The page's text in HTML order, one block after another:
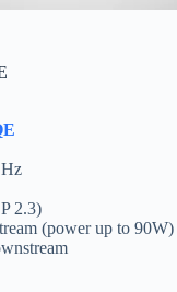
2.3)
(power up to 90W)